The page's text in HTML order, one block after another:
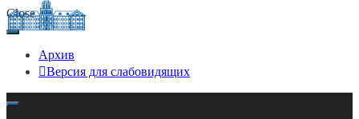
Close
Архив
Версия для слабовидящих